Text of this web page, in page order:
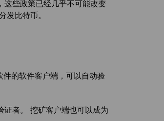
这些政策已经几乎不可能改变
比特币。
的软件客户端，可以自动验
证者。 挖矿客户端也可以成为